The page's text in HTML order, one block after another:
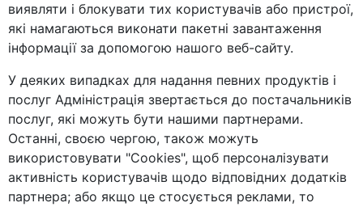
виявляти і блокувати тих користувачів або пристрої,
які намагаються виконати пакетні завантаження
інформації за допомогою нашого веб-сайту.
У деяких випадках для надання певних продуктів і
послуг Адміністрація звертається до постачальників
послуг, які можуть бути нашими партнерами.
Останні, своєю чергою, також можуть
використовувати "Cookies", щоб персоналізувати
активність користувачів щодо відповідних додатків
партнера; або якщо це стосується реклами, то